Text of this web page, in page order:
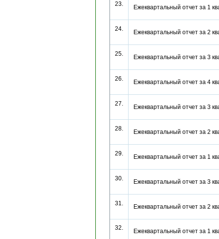
23. Ежеквартальный отчет за 1
24. Ежеквартальный отчет за 2
25. Ежеквартальный отчет за 3
26. Ежеквартальный отчет за 4
27. Ежеквартальный отчет за 3
28. Ежеквартальный отчет за 2
29. Ежеквартальный отчет за 1
30. Ежеквартальный отчет за 3
31. Ежеквартальный отчет за 2
32. Ежеквартальный отчет за 1